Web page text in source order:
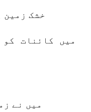
خشک زمین
میں کائنات
میں نے